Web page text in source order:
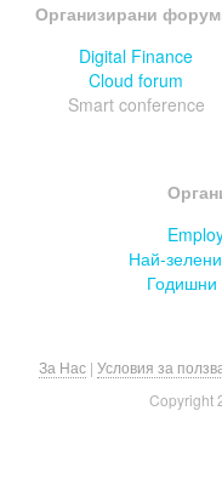
Организирани
Digital Finance
Cloud forum
Smart conference
Най-
Годишни
За Нас | Условия за
Copyright